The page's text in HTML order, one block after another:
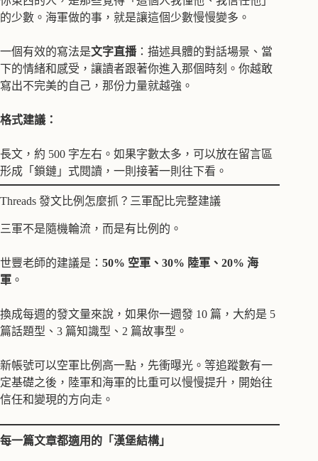
的少數。海軍做的事，就是讓這個少數慢慢變多。
一個有效的寫法是文字直播 ：描述具體的對話場景、當
下的情緒和感受，讓讀者跟著你進入那個時刻。你越敢
寫出不完美的自己，那份力量就越強。
格式建議：
長文，約 500 字左右。如果字數太多，可以放在留言區
形成「鎖鏈」式閱讀，一則接著一則往下看。
Threads 發文比例怎麼抓？三軍配比完整建議
三軍不是隨機輪流，而是有比例的。
世豐老師的建議是： 50% 空軍、30% 陸軍、20% 海
軍 。
換成每週的發文量來說，如果你一週發 10 篇，大約是 5
篇話題型、3 篇知識型、2 篇故事型。
新帳號可以空軍比例高一點，先衝曝光。等追蹤數有一
定基礎之後，陸軍和海軍的比重可以慢慢提升，開始往
信任和變現的方向走。
每一篇文章都適用的「漢堡結構」